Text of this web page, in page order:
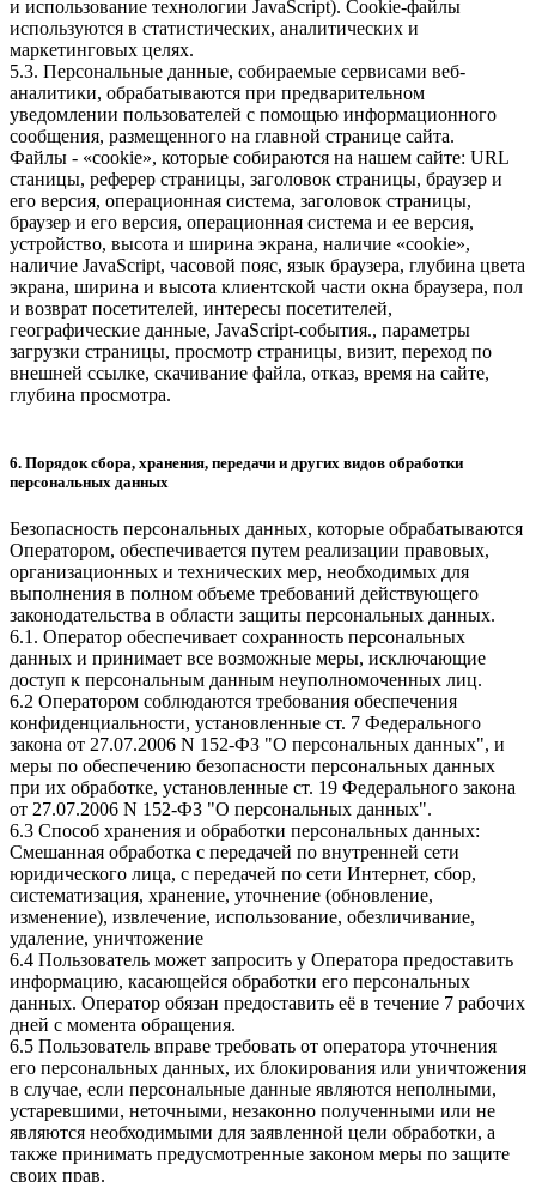
и использование технологии JavaScript). Cookie-файлы
используются в статистических, аналитических и
маркетинговых целях.
5.3. Персональные данные, собираемые сервисами веб-
аналитики, обрабатываются при предварительном
уведомлении пользователей с помощью информационного
сообщения, размещенного на главной странице сайта.
Файлы - «cookie», которые собираются на нашем сайте: URL
станицы, реферер страницы, заголовок страницы, браузер и
его версия, операционная система, заголовок страницы,
браузер и его версия, операционная система и ее версия,
устройство, высота и ширина экрана, наличие «cookie»,
наличие JavaScript, часовой пояс, язык браузера, глубина цвета
экрана, ширина и высота клиентской части окна браузера, пол
и возврат посетителей, интересы посетителей,
географические данные, JavaScript-события., параметры
загрузки страницы, просмотр страницы, визит, переход по
внешней ссылке, скачивание файла, отказ, время на сайте,
глубина просмотра.
6. Порядок сбора, хранения, передачи и других видов обработки
персональных данных
Безопасность персональных данных, которые обрабатываются
Оператором, обеспечивается путем реализации правовых,
организационных и технических мер, необходимых для
выполнения в полном объеме требований действующего
законодательства в области защиты персональных данных.
6.1. Оператор обеспечивает сохранность персональных
данных и принимает все возможные меры, исключающие
доступ к персональным данным неуполномоченных лиц.
6.2 Оператором соблюдаются требования обеспечения
конфиденциальности, установленные ст. 7 Федерального
закона от 27.07.2006 N 152-ФЗ "О персональных данных", и
меры по обеспечению безопасности персональных данных
при их обработке, установленные ст. 19 Федерального закона
от 27.07.2006 N 152-ФЗ "О персональных данных".
6.3 Способ хранения и обработки персональных данных:
Смешанная обработка с передачей по внутренней сети
юридического лица, с передачей по сети Интернет, сбор,
систематизация, хранение, уточнение (обновление,
изменение), извлечение, использование, обезличивание,
удаление, уничтожение
6.4 Пользователь может запросить у Оператора предоставить
информацию, касающейся обработки его персональных
данных. Оператор обязан предоставить её в течение 7 рабочих
дней с момента обращения.
6.5 Пользователь вправе требовать от оператора уточнения
его персональных данных, их блокирования или уничтожения
в случае, если персональные данные являются неполными,
устаревшими, неточными, незаконно полученными или не
являются необходимыми для заявленной цели обработки, а
также принимать предусмотренные законом меры по защите
своих прав.